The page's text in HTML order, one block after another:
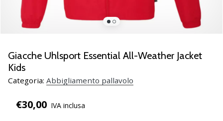
ambassador
Weplayvolleyball
un
fanatico
della
pallavolo
noi?
Giacche Uhlsport Essential All-Weather Jacket
Kids
Categoria: Abbigliamento pallavolo
€30,00 IVA inclusa